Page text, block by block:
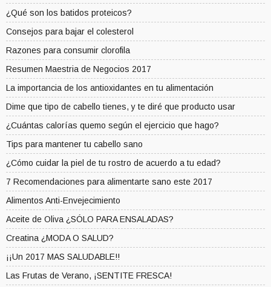
¿Qué son los batidos proteicos?
Consejos para bajar el colesterol
Razones para consumir clorofila
Resumen Maestria de Negocios 2017
La importancia de los antioxidantes en tu alimentación
Dime que tipo de cabello tienes, y te diré que producto usar
¿Cuántas calorías quemo según el ejercicio que hago?
Tips para mantener tu cabello sano
¿Cómo cuidar la piel de tu rostro de acuerdo a tu edad?
7 Recomendaciones para alimentarte sano este 2017
Alimentos Anti-Envejecimiento
Aceite de Oliva ¿SÓLO PARA ENSALADAS?
Creatina ¿MODA O SALUD?
¡¡Un 2017 MAS SALUDABLE!!
Las Frutas de Verano, ¡SENTITE FRESCA!